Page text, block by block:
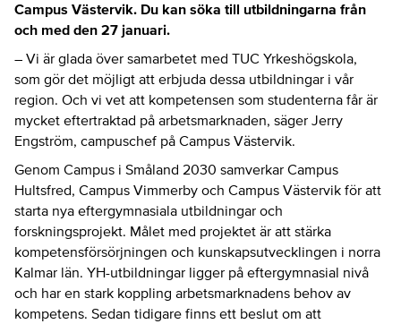
Campus Västervik. Du kan söka till utbildningarna från
och med den 27 januari.
– Vi är glada över samarbetet med TUC Yrkeshögskola,
som gör det möjligt att erbjuda dessa utbildningar i vår
region. Och vi vet att kompetensen som studenterna får är
mycket eftertraktad på arbetsmarknaden, säger Jerry
Engström, campuschef på Campus Västervik.
Genom Campus i Småland 2030 samverkar Campus
Hultsfred, Campus Vimmerby och Campus Västervik för att
starta nya eftergymnasiala utbildningar och
forskningsprojekt. Målet med projektet är att stärka
kompetensförsörjningen och kunskapsutvecklingen i norra
Kalmar län. YH-utbildningar ligger på eftergymnasial nivå
och har en stark koppling arbetsmarknadens behov av
kompetens. Sedan tidigare finns ett beslut om att